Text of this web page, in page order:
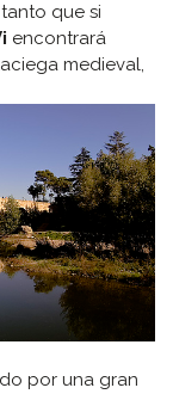
que si
encontrará
medieval,
por una gran